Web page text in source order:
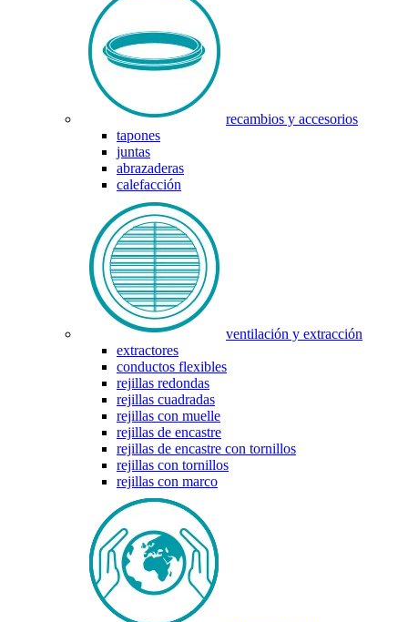
recambios y accesorios
tapones
juntas
abrazaderas
calefacción
ventilación y extracción
extractores
conductos flexibles
rejillas redondas
rejillas cuadradas
rejillas con muelle
rejillas de encastre
rejillas de encastre con tornillos
rejillas con tornillos
rejillas con marco